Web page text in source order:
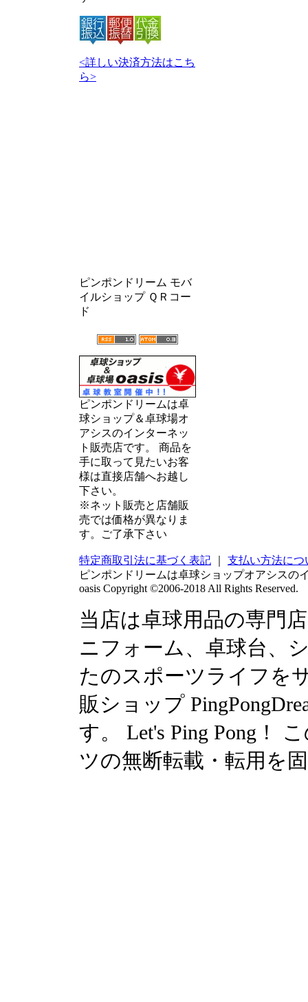
<詳しい決済方法はこち
ら>
ピンポンドリーム モバ
イルショップ ＱＲコー
ド
ピンポンドリームは卓
球ショップ＆卓球場オ
アシスのインターネッ
ト販売店です。 商品を
手に取って見たいお客
様は直接店舗へお越し
下さい。
※ネット販売と店舗販
売では価格が異なりま
す。ご了承下さい
特定商取引法に基づく表記
支払い方法につ
ピンポンドリームは卓球ショップオアシスの
oasis Copyright ©2006-2018 All Rights Reserved.
当店は卓球用品の専門
ニフォーム、卓球台、
たのスポーツライフを
販ショップ
す。 Let's Ping Pong！
ツの無断転載・転用を